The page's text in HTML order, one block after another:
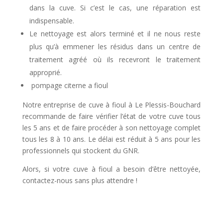
dans la cuve. Si c’est le cas, une réparation est
indispensable.
Le nettoyage est alors terminé et il ne nous reste
plus qu’à emmener les résidus dans un centre de
traitement agréé où ils recevront le traitement
approprié.
pompage citerne a fioul
Notre entreprise de cuve à fioul à Le Plessis-Bouchard
recommande de faire vérifier l’état de votre cuve tous
les 5 ans et de faire procéder à son nettoyage complet
tous les 8 à 10 ans. Le délai est réduit à 5 ans pour les
professionnels qui stockent du GNR.
Alors, si votre cuve à fioul a besoin d’être nettoyée,
contactez-nous sans plus attendre !